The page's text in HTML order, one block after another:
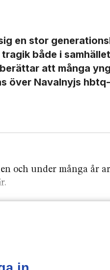
en stor
både i
att många
över Navalnyjs
och under många år